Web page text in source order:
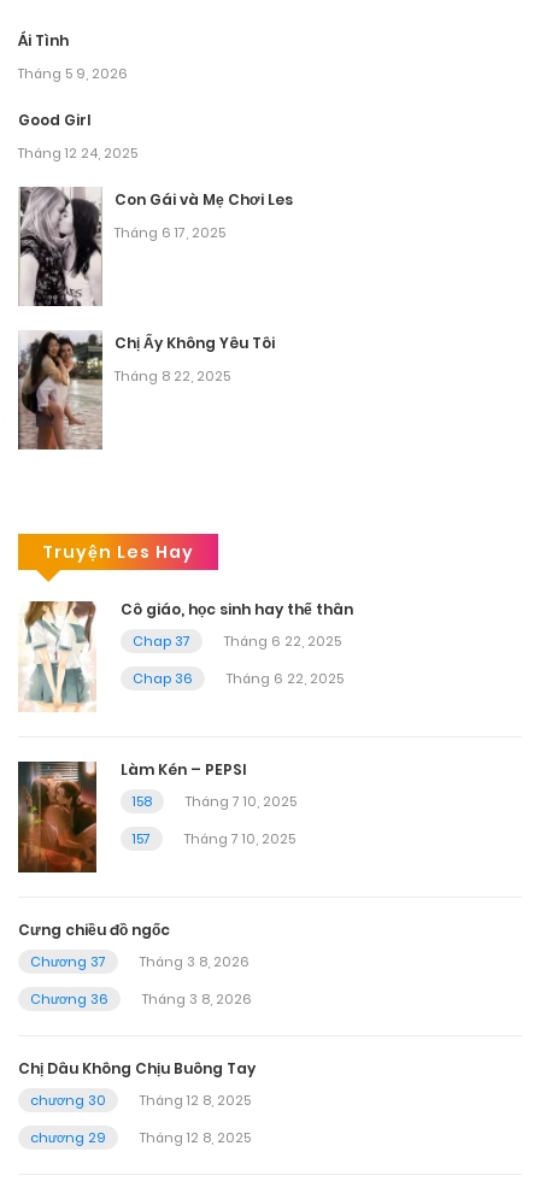
Ái Tình
Tháng 5 9, 2026
Good Girl
Tháng 12 24, 2025
Con Gái và Mẹ Chơi Les
Tháng 6 17, 2025
Chị Ấy Không Yêu Tôi
Tháng 8 22, 2025
Truyện Les Hay
Cô giáo, học sinh hay thế thân
Chap 37
Tháng 6 22, 2025
Chap 36
Tháng 6 22, 2025
Làm Kén – PEPSI
158
Tháng 7 10, 2025
157
Tháng 7 10, 2025
Cưng chiều đồ ngốc
Chương 37
Tháng 3 8, 2026
Chương 36
Tháng 3 8, 2026
Chị Dâu Không Chịu Buông Tay
chương 30
Tháng 12 8, 2025
chương 29
Tháng 12 8, 2025